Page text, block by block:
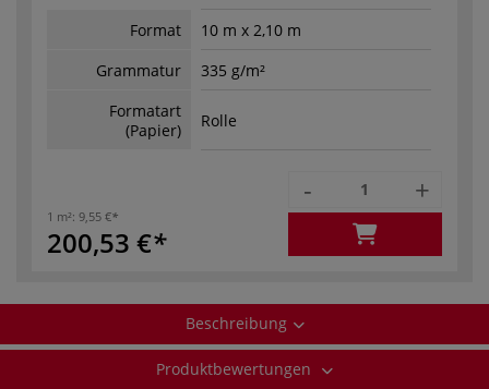
Format
10 m x 2,10 m
Grammatur
335 g/m²
Formatart
(Papier)
Rolle
1 m²: 9,55 €
200,53 €
- +
Beschreibung
Produktbewertungen